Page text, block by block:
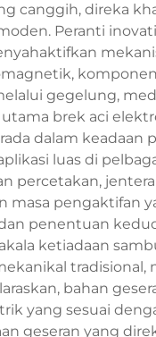
canggih, direka
Peranti
gegelung,
brek aci
dalam
luas di
percetakan,
masa pengaktifan
penentuan
ketiadaan
bahan
yang sesuai
geseran yang